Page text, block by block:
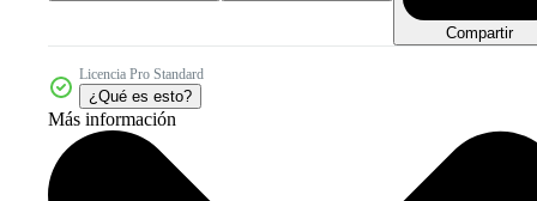
Compartir
Licencia Pro Standard
¿Qué es esto?
Más información